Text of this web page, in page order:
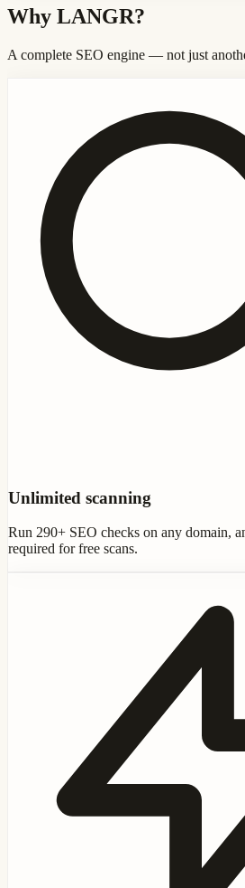
Why LANGR?
A complete SEO engine — not just
Unlimited scanning
Run 290+ SEO checks on any domain,
required for free scans.